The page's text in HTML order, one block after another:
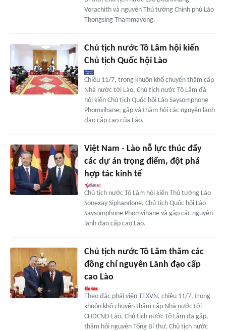
Vorachith và nguyên Thủ tướng Chính phủ Lào
Thongsing Thammavong.
Chủ tịch nước Tô Lâm hội kiến
Chủ tịch Quốc hội Lào
Chiều 11/7, trong khuôn khổ chuyến thăm cấp
Nhà nước tới Lào, Chủ tịch nước Tô Lâm đã
hội kiến Chủ tịch Quốc hội Lào Saysomphone
Phomvihane; gặp và thăm hỏi các nguyên lãnh
đạo cấp cao của Lào.
Việt Nam - Lào nỗ lực thúc đẩy
các dự án trọng điểm, đột phá
hợp tác kinh tế
Chủ tịch nước Tô Lâm hội kiến Thủ tướng Lào
Sonexay Siphandone, Chủ tịch Quốc hội Lào
Saysomphone Phomvihane và gặp các nguyên
lãnh đạo cấp cao Lào.
Chủ tịch nước Tô Lâm thăm các
đồng chí nguyên Lãnh đạo cấp
cao Lào
Theo đặc phái viên TTXVN, chiều 11/7, trong
khuôn khổ chuyến thăm cấp Nhà nước tới
CHDCND Lào, Chủ tịch nước Tô Lâm đã gặp,
thăm hỏi nguyên Tổng Bí thư, Chủ tịch nước